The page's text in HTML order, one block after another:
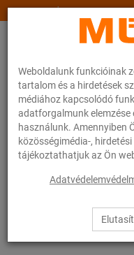
Weboldalunk funkcióinak
tartalom és a hirdetések
médiához kapcsolódó
adatforgalmunk elemzése
használunk. Amennyiben
közösségimédia-,
tájékoztathatjuk az Ön
www.muepro.hu
Webáruhàz Rögzítéstechnika
Alaplapok hatlapú anyával